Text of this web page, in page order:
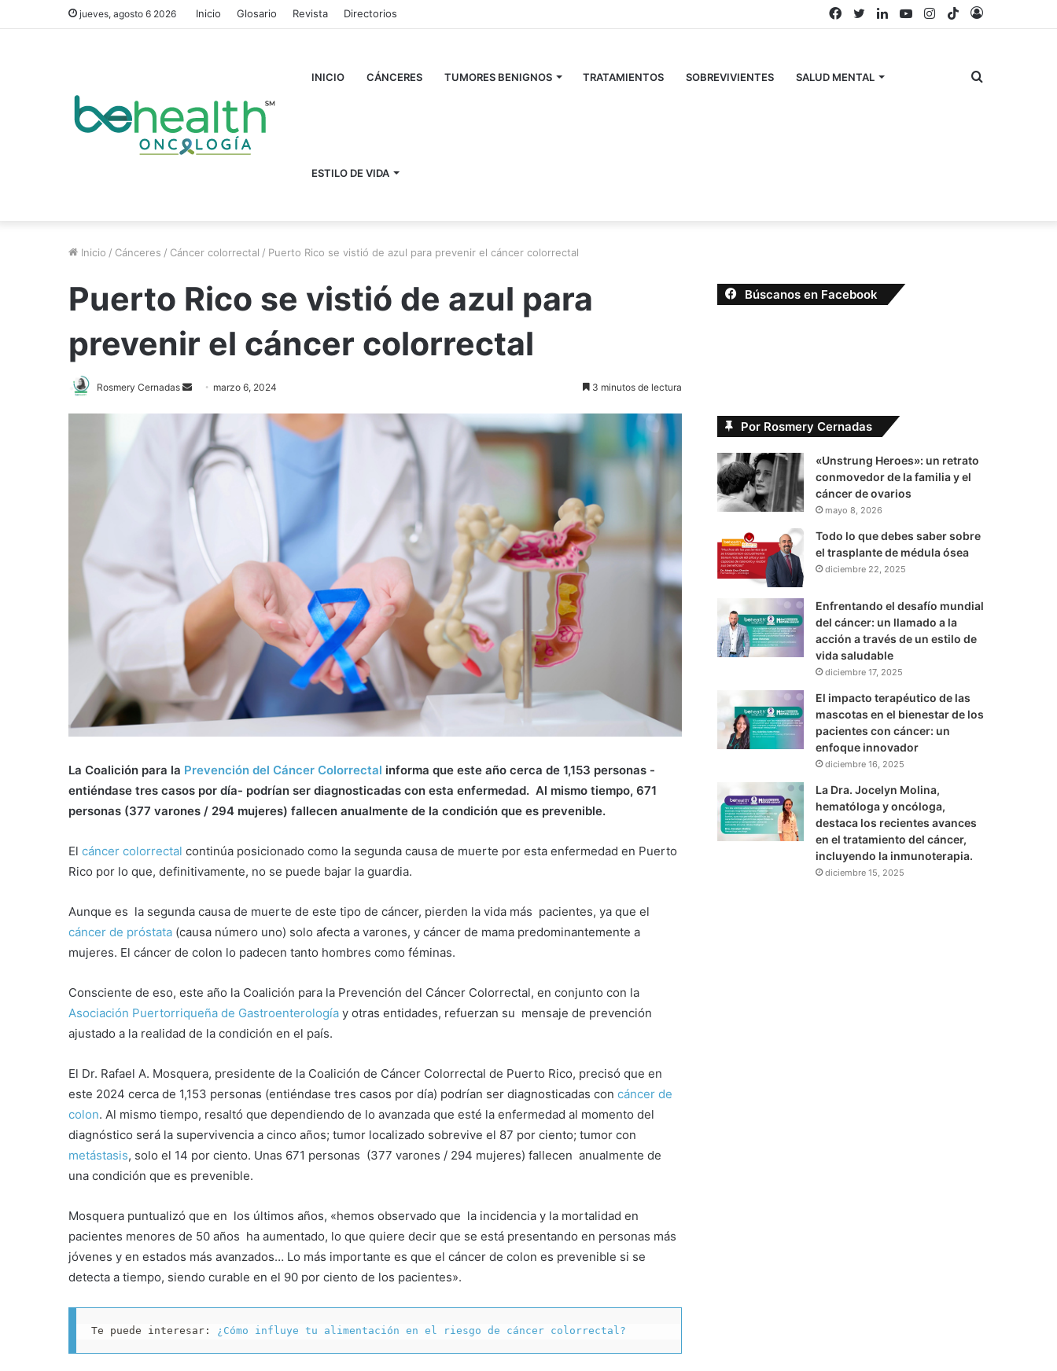
jueves, agosto 6 2026 Inicio Glosario Revista Directorios TikTok
Instagram
YouTube
LinkedIn
Twitter
Facebook
INICIO CÁNCERES TUMORES BENIGNOS TRATAMIENTOS SOBREVIVIENTES SALUD MENTAL
ESTILO DE VIDA
Buscar
Inicio / Cánceres / Cáncer colorrectal / Puerto Rico se vistió de azul para prevenir el cáncer colorrectal
Puerto Rico se vistió de azul para
prevenir el cáncer colorrectal
Rosmery Cernadas
n
d
a
n
e
m
a
marzo 6, 2024 3 minutos de lectura
La Coalición para la Prevención del Cáncer Colorrectal informa que este año cerca de 1,153 personas -
entiéndase tres casos por día- podrían ser diagnosticadas con esta enfermedad. Al mismo tiempo, 671
personas (377 varones / 294 mujeres) fallecen anualmente de la condición que es prevenible.
El cáncer colorrectal continúa posicionado como la segunda causa de muerte por esta enfermedad en Puerto
Rico por lo que, definitivamente, no se puede bajar la guardia.
Aunque es la segunda causa de muerte de este tipo de cáncer, pierden la vida más pacientes, ya que el
cáncer de próstata (causa número uno) solo afecta a varones, y cáncer de mama predominantemente a
mujeres. El cáncer de colon lo padecen tanto hombres como féminas.
Consciente de eso, este año la Coalición para la Prevención del Cáncer Colorrectal, en conjunto con la
Asociación Puertorriqueña de Gastroenterología y otras entidades, refuerzan su mensaje de prevención
ajustado a la realidad de la condición en el país.
El Dr. Rafael A. Mosquera, presidente de la Coalición de Cáncer Colorrectal de Puerto Rico, precisó que en
este 2024 cerca de 1,153 personas (entiéndase tres casos por día) podrían ser diagnosticadas con cáncer de
colon. Al mismo tiempo, resaltó que dependiendo de lo avanzada que esté la enfermedad al momento del
diagnóstico será la supervivencia a cinco años; tumor localizado sobrevive el 87 por ciento; tumor con
metástasis, solo el 14 por ciento. Unas 671 personas (377 varones / 294 mujeres) fallecen anualmente de
una condición que es prevenible.
Mosquera puntualizó que en los últimos años, «hemos observado que la incidencia y la mortalidad en
pacientes menores de 50 años ha aumentado, lo que quiere decir que se está presentando en personas más
jóvenes y en estados más avanzados… Lo más importante es que el cáncer de colon es prevenible si se
detecta a tiempo, siendo curable en el 90 por ciento de los pacientes».
Te puede interesar: ¿Cómo influye tu alimentación en el riesgo de cáncer colorrectal?
Búscanos en Facebook
Por Rosmery Cernadas
«Unstrung Heroes»: un retrato
conmovedor de la familia y el
cáncer de ovarios
mayo 8, 2026
Todo lo que debes saber sobre
el trasplante de médula ósea
diciembre 22, 2025
Enfrentando el desafío mundial
del cáncer: un llamado a la
acción a través de un estilo de
vida saludable
diciembre 17, 2025
El impacto terapéutico de las
mascotas en el bienestar de los
pacientes con cáncer: un
enfoque innovador
diciembre 16, 2025
La Dra. Jocelyn Molina,
hematóloga y oncóloga,
destaca los recientes avances
en el tratamiento del cáncer,
incluyendo la inmunoterapia.
diciembre 15, 2025